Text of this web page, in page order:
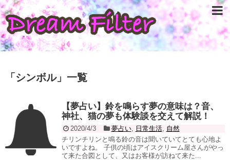
「 シンボル」 一覧
【夢占い】鈴を鳴らす夢の意味は？音、
神社、猫の夢も体験談を交えて解説！
2020/4/3 夢占い, 日常生活, 自然
チリンチリンと鳴る鈴の音は聞いていてとても心地よ
いですよね。 子供の頃はアイスクリーム屋さんがやっ
て来た合図として、又はお客様が訪ねて来た...